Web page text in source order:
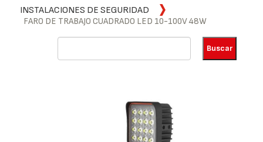
INSTALACIONES DE SEGURIDAD
FARO DE TRABAJO CUADRADO LED 10-100V 48W